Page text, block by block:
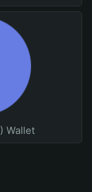
Wallet